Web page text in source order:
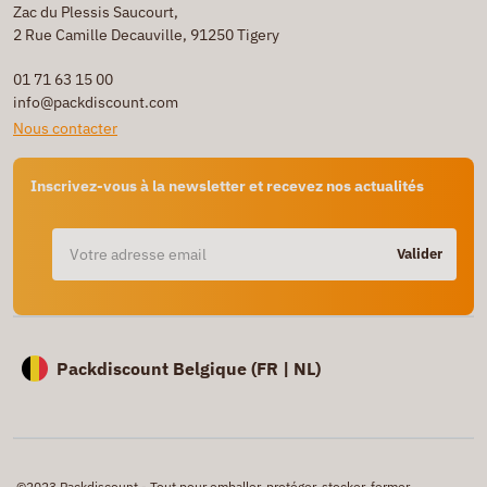
Zac du Plessis Saucourt,
2 Rue Camille Decauville, 91250 Tigery
01 71 63 15 00
info@packdiscount.com
Nous contacter
Inscrivez-vous à la newsletter et recevez nos actualités
Valider
Packdiscount Belgique (FR | NL)